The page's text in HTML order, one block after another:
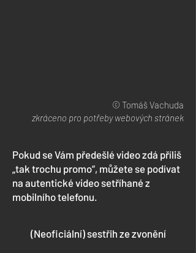
© Tomáš Vachuda
zkráceno pro potřeby webových stránek
Pokud se Vám předešlé video zdá příliš
„tak trochu promo“, můžete se podívat
na autentické video setříhané z
mobilního telefonu.
(Neoficiální) sestřih ze zvonění